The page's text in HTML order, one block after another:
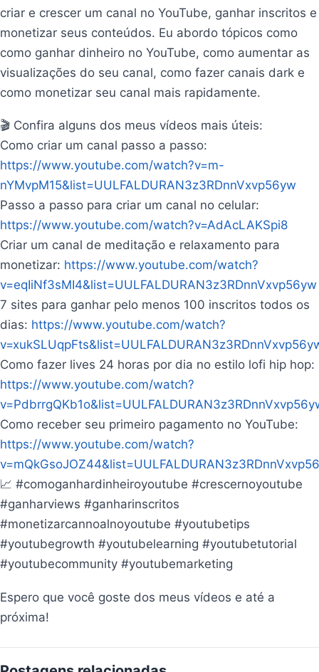
criar e crescer um canal no YouTube, ganhar inscritos e
monetizar seus conteúdos. Eu abordo tópicos como
como ganhar dinheiro no YouTube, como aumentar as
visualizações do seu canal, como fazer canais dark e
como monetizar seu canal mais rapidamente.
🎬 Confira alguns dos meus vídeos mais úteis:
Como criar um canal passo a passo:
https://www.youtube.com/watch?v=m-
nYMvpM15&list=UULFALDURAN3z3RDnnVxvp56yw
Passo a passo para criar um canal no celular:
https://www.youtube.com/watch?v=AdAcLAKSpi8
Criar um canal de meditação e relaxamento para
monetizar: https://www.youtube.com/watch?
v=eqIiNf3sMI4&list=UULFALDURAN3z3RDnnVxvp56yw
7 sites para ganhar pelo menos 100 inscritos todos os
dias: https://www.youtube.com/watch?
Como fazer lives 24 horas por dia no estilo lofi hip hop:
https://www.youtube.com/watch?
Como receber seu primeiro pagamento no YouTube:
https://www.youtube.com/watch?
📈 #comoganhardinheiroyoutube #crescernoyoutube
#ganharviews #ganharinscritos
#monetizarcannoalnoyoutube #youtubetips
#youtubegrowth #youtubelearning #youtubetutorial
#youtubecommunity #youtubemarketing
Espero que você goste dos meus vídeos e até a
próxima!